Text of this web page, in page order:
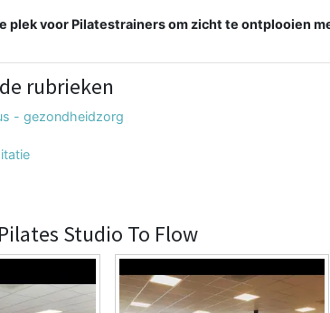
plek voor Pilatestrainers om zicht te ontplooien
rubrieken
- gezondheidzorg
Studio To Flow